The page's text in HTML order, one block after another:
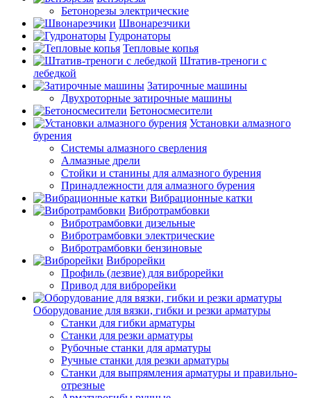
Бетонорезы электрические
Швонарезчики
Гудронаторы
Тепловые копья
Штатив-треноги с
лебедкой
Затирочные машины
Двухроторные затирочные машины
Бетоносмесители
Установки алмазного
бурения
Системы алмазного сверления
Алмазные дрели
Стойки и станины для алмазного бурения
Принадлежности для алмазного бурения
Вибрационные катки
Вибротрамбовки
Вибротрамбовки дизельные
Вибротрамбовки электрические
Вибротрамбовки бензиновые
Виброрейки
Профиль (лезвие) для виброрейки
Привод для виброрейки
Оборудование для вязки, гибки и резки арматуры
Станки для гибки арматуры
Станки для резки арматуры
Рубочные станки для арматуры
Ручные станки для резки арматуры
Станки для выпрямления арматуры и правильно-
отрезные